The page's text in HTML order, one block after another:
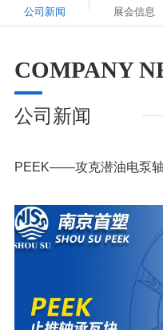
公司新闻 展会信息
COMPANY
公司新闻
PEEK——攻克潜油电泵轴